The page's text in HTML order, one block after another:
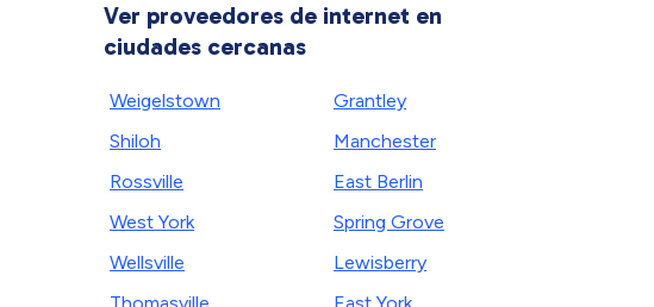
Ver proveedores de internet en
ciudades cercanas
Weigelstown
Shiloh
Rossville
West York
Wellsville
Grantley
Manchester
East Berlin
Spring Grove
Lewisberry